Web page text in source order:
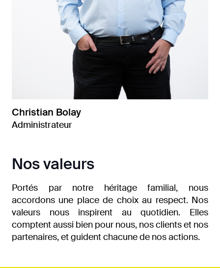
Christian Bolay
Administrateur
Nos valeurs
Portés par notre héritage familial, nous
accordons une place de choix au respect.Nos
valeurs nous inspirent au quotidien. Elles
comptent aussi bien pour nous, nos clientset nos
partenaires, et guident chacune de nos actions.